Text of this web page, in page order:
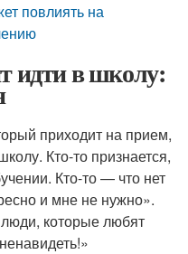
повлиять на
идти в школу:
приходит на прием,
Кто-то признается,
Кто-то — что нет
и мне не нужно».
которые любят